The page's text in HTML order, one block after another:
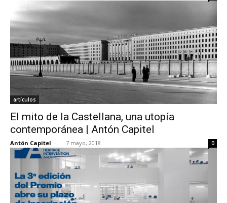
artículos
El mito de la Castellana, una utopía
contemporánea | Antón Capitel
Antón Capitel - 7 mayo, 2018 0